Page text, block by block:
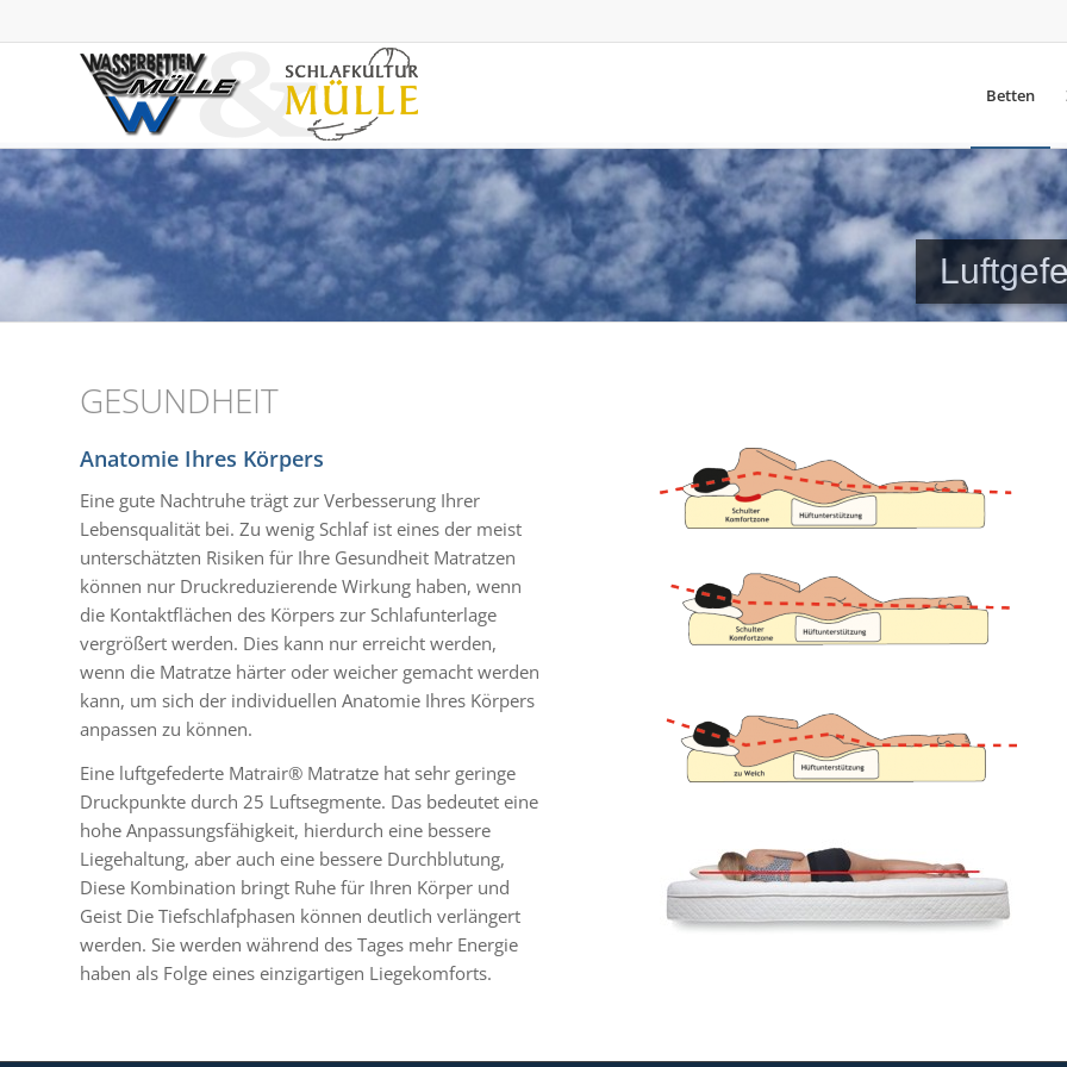
Betten
GESUNDHEIT
Anatomie Ihres Körpers
Eine gute Nachtruhe trägt zur Verbesserung Ihrer
Lebensqualität bei. Zu wenig Schlaf ist eines der meist
unterschätzten Risiken für Ihre Gesundheit Matratzen
können nur Druckreduzierende Wirkung haben, wenn
die Kontaktflächen des Körpers zur Schlafunterlage
vergrößert werden. Dies kann nur erreicht werden,
wenn die Matratze härter oder weicher gemacht werden
kann, um sich der individuellen Anatomie Ihres Körpers
anpassen zu können.
Eine luftgefederte Matrair® Matratze hat sehr geringe
Druckpunkte durch 25 Luftsegmente. Das bedeutet eine
hohe Anpassungsfähigkeit, hierdurch eine bessere
Liegehaltung, aber auch eine bessere Durchblutung,
Diese Kombination bringt Ruhe für Ihren Körper und
Geist Die Tiefschlafphasen können deutlich verlängert
werden. Sie werden während des Tages mehr Energie
haben als Folge eines einzigartigen Liegekomforts.